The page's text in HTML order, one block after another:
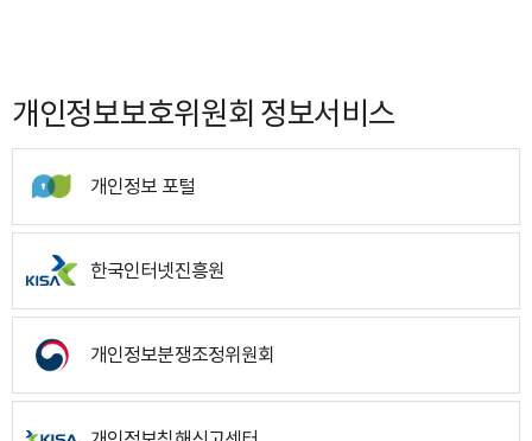
개인정보보호위원회 정보서비스
개인정보 포털
한국인터넷진흥원
개인정보분쟁조정위원회